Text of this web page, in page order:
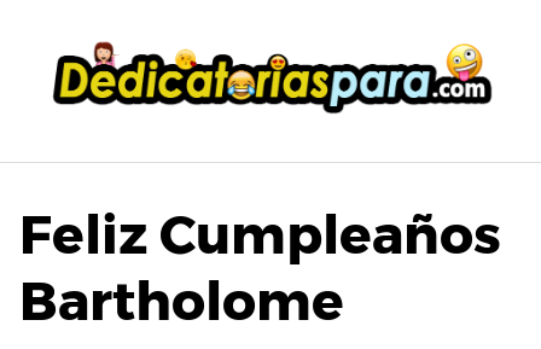
contenido
Feliz Cumpleaños
Bartholome